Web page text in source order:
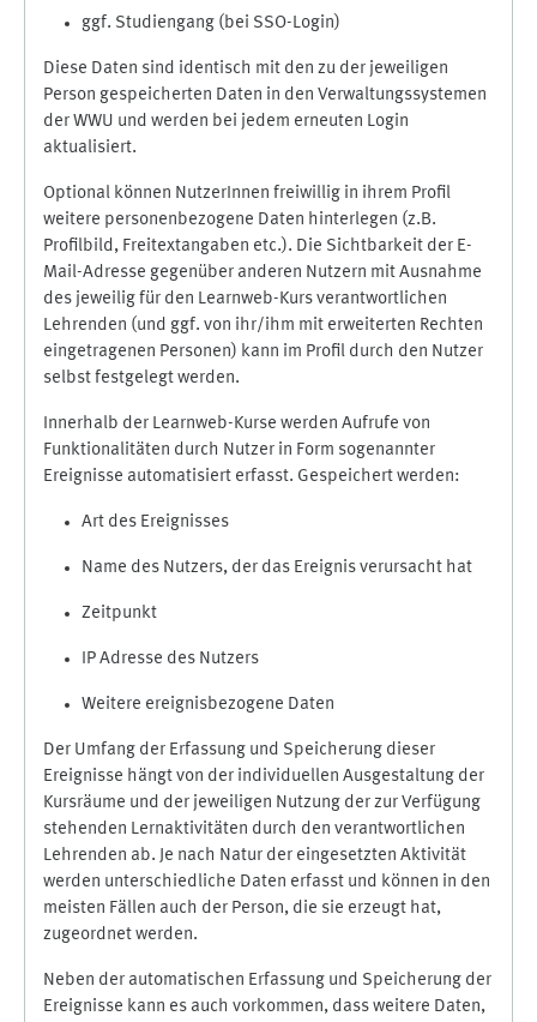
ggf. Studiengang (bei SSO-Login)
Diese Daten sind identisch mit den zu der jeweiligen
Person gespeicherten Daten in den Verwaltungssystemen
der WWU und werden bei jedem erneuten Login
aktualisiert.
Optional können NutzerInnen freiwillig in ihrem Profil
weitere personenbezogene Daten hinterlegen (z.B.
Profilbild, Freitextangaben etc.). Die Sichtbarkeit der E-
Mail-Adresse gegenüber anderen Nutzern mit Ausnahme
des jeweilig für den Learnweb-Kurs verantwortlichen
Lehrenden (und ggf. von ihr/ihm mit erweiterten Rechten
eingetragenen Personen) kann im Profil durch den Nutzer
selbst festgelegt werden.
Innerhalb der Learnweb-Kurse werden Aufrufe von
Funktionalitäten durch Nutzer in Form sogenannter
Ereignisse automatisiert erfasst. Gespeichert werden:
Art des Ereignisses
Name des Nutzers, der das Ereignis verursacht hat
Zeitpunkt
IP Adresse des Nutzers
Weitere ereignisbezogene Daten
Der Umfang der Erfassung und Speicherung dieser
Ereignisse hängt von der individuellen Ausgestaltung der
Kursräume und der jeweiligen Nutzung der zur Verfügung
stehenden Lernaktivitäten durch den verantwortlichen
Lehrenden ab. Je nach Natur der eingesetzten Aktivität
werden unterschiedliche Daten erfasst und können in den
meisten Fällen auch der Person, die sie erzeugt hat,
zugeordnet werden.
Neben der automatischen Erfassung und Speicherung der
Ereignisse kann es auch vorkommen, dass weitere Daten,